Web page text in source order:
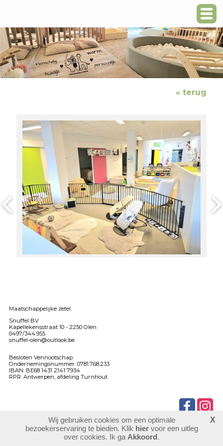
« terug
Maatschappelijke zetel:
Snuffel BV
Kapellekensstraat 10 - 2250 Olen
0497/344.955
snuffel-olen@outlook.be
Besloten Vennootschap
Ondernemingsnummer: 0781.768.233
IBAN: BE68 1431 2141 7934
RPR: Antwerpen, afdeling Turnhout
903234 bezoekers
login
Wij gebruiken cookies om een optimale
bezoekerservaring te bieden. Klik hiervoor een uitleg
over cookies. Ik ga Akkoord.
X